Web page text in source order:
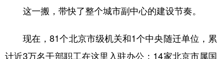
这一搬，带快了整个城市副中心的建设节奏。
现在，81个北京市级机关和1个中央随迁单位，累
计近3万名干部职工在这里入驻办公；14家北京市属国